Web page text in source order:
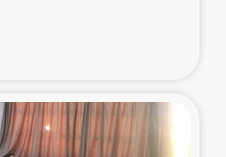
ンマー移民子ども支援